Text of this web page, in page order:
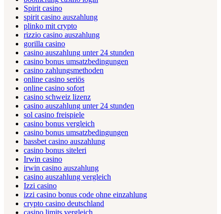
Spirit casino
spirit casino auszahlung
plinko mit crypto
rizzio casino auszahlung
gorilla casino
casino auszahlung unter 24 stunden
casino bonus umsatzbedingungen
casino zahlungsmethoden
online casino seriös
online casino sofort
casino schweiz lizenz
casino auszahlung unter 24 stunden
sol casino freispiele
casino bonus vergleich
casino bonus umsatzbedingungen
bassbet casino auszahlung
casino bonus siteleri
Irwin casino
irwin casino auszahlung
casino auszahlung vergleich
Izzi casino
izzi casino bonus code ohne einzahlung
crypto casino deutschland